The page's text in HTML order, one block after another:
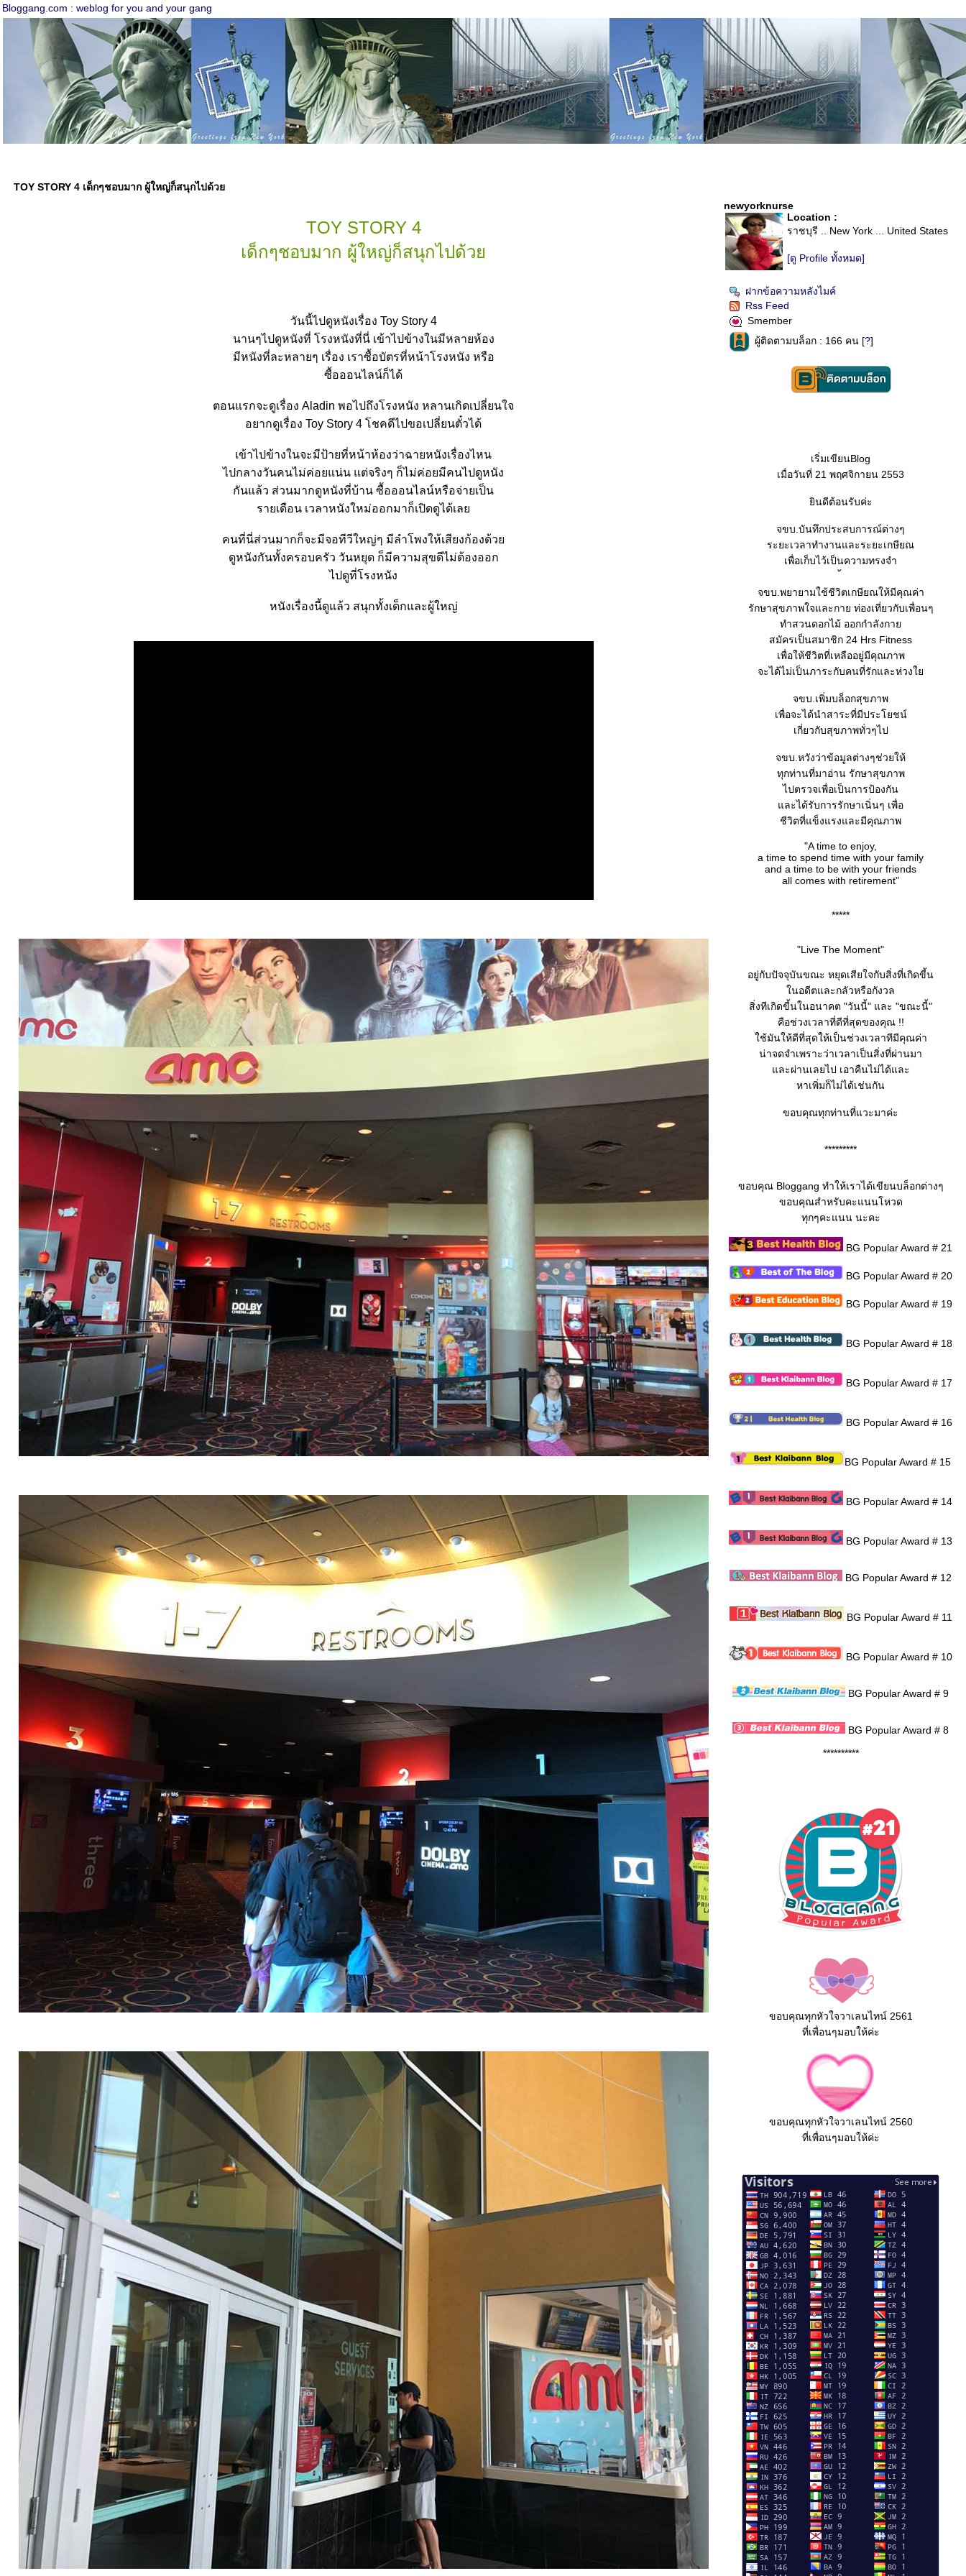
Bloggang.com : weblog for you and your gang
TOY STORY 4 เด็กๆชอบมาก ผู้ใหญ่ก็สนุกไปด้ว
TOY STORY 4
เด็กๆชอบมาก ผู้ใหญ่ก็สนุกไปด้ว
วันนี้ไปดูหนังเรื่อง Toy Story 4
นานๆไปดูหนังที่ โรงหนังที่นี่ เข้าไปข้างในมีหลายห้อง
มีหนังที่ละหลายๆ เรื่อง เราซื้อบัตรที่หน้าโรงหนัง หรือ
ซื้อออนไลน์ก็ได้
ตอนแรกจะดูเรื่อง Aladin พอไปถึงโรงหนัง หลานเกิดเปลี่ยนใจ
อยากดูเรื่อง Toy Story 4 โชคดีไปขอเปลี่ยนตั๋วได้
เข้าไปข้างในจะมีป้ายที่หน้าห้องว่าฉายหนังเรื่องไหน
ไปกลางวันคนไม่ค่อยแน่น แต่จริงๆ ก็ไม่ค่อยมีคนไปดูหนัง
กันแล้ว ส่วนมากดูหนังที่บ้าน ซื้อออนไลน์หรือจ่ายเป็น
รายเดือน เวลาหนังใหม่ออกมาก็เปิดดูได้เล
คนที่นี่ส่วนมากก็จะมีจอทีวีใหญ่ๆ มีลำโพงให้เสียงก้องด้ว
ดูหนังกันทั้งครอบครัว วันหยุด ก็มีความสุขดีไม่ต้องออก
ไปดูที่โรงหนัง
หนังเรื่องนี้ดูแล้ว สนุกทั้งเด็กและผู้ใหญ่
newyorknurse
Location :
ราชบุรี .. New York ... United States
[ดู Profile ทั้งหมด]
ฝากข้อความหลังไมค์
Rss Feed
Smember
ผู้ติดตามบล็อก : 166 คน [?]
เริ่มเขียนBlog
เมื่อวันที่ 21 พฤศจิกายน 2553
ินดีต้อนรับค่ะ
จขบ.บันทึกประสบการณ์ต่างๆ
ระยะเวลาทำงานและระยะเกษียณ
เพื่อเก็บไว้เป็นความทรงจำ
จขบ.พยายามใช้ชีวิตเกษียณให้มีคุณค่า
รักษาสุขภาพใจและกาย ท่องเที่ยวกับเพื่อนๆ
ทำสวนดอกไม้ ออกกำลังกา
สมัครเป็นสมาชิก 24 Hrs Fitness
เพื่อให้ชีวิตที่เหลืออยู่มีคุณภาพ
จะได้ไม่เป็นภาระกับคนที่รักและห่วง
จขบ.เพิ่มบล็อกสุขภาพ
เพื่อจะได้นำสาระที่มีประโยชน์
เกี่ยวกับสุขภาพทั่วๆไป
จขบ.หวังว่าข้อมูลต่างๆช่วยให้
ทุกท่านที่มาอ่าน รักษาสุขภาพ
ไปตรวจเพื่อเป็นการป้องกัน
ละได้รับการรักษาเนิ่นๆ เพื่อ
ชีวิตที่แข็งแรงและมีคุณภาพ
"A time to enjoy,
a time to spend time with your family
and a time to be with your friends
all comes with retirement"
*****
"Live The Moment"
อยู่กับปัจจุบันขณะ หยุดเสียใจกับสิ่งที่เกิดขี้น
นอดีตและกลัวหรือกังวล
สิ่งทีเกิดขี้นในอนาคต "วันนี้" และ "ขณะนี้"
คือช่วงเวลาที่ดีที่สุดของคุณ !!
ช้มันให้ดีที่สุดให้เป็นช่วงเวลาทีมีคุณค่า
น่าจดจำเพราะว่าเวลาเป็นสิ่งที่ผ่านมา
ละผ่านเลยไป เอาคืนไม่ได้และ
หาเพิ่มก็ไม่ได้เช่นกัน
ขอบคุณทุกท่านที่แวะมาค่ะ
*********
ขอบคุณ Bloggang ทำให้เราได้เขียนบล็อกต่างๆ
ขอบคุณสำหรับคะแนนโหวด
ทุกๆคะแนน นะคะ
BG Popular Award # 21
BG Popular Award # 20
BG Popular Award # 19
BG Popular Award # 18
BG Popular Award # 17
BG Popular Award # 16
BG Popular Award # 15
BG Popular Award # 14
BG Popular Award # 13
BG Popular Award # 12
BG Popular Award # 11
BG Popular Award # 10
BG Popular Award # 9
BG Popular Award # 8
**********
ขอบคุณทุกหัวใจวาเลนไทน์ 2561
ที่เพื่อนๆมอบให้ค่ะ
ขอบคุณทุกหัวใจวาเลนไทน์ 2560
ที่เพื่อนๆมอบให้ค่ะ